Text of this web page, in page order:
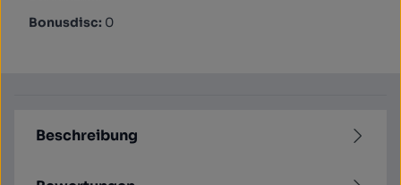
Bonusdisc: 0
Beschreibung